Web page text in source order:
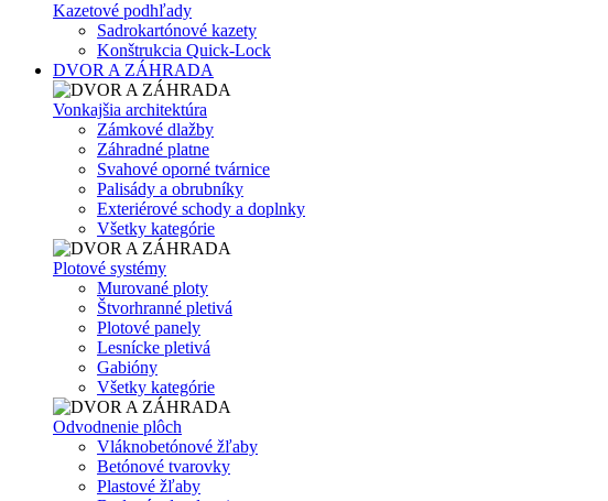
Kazetové podhľady
Sadrokartónové kazety
Konštrukcia Quick-Lock
DVOR A ZÁHRADA
Vonkajšia architektúra
Zámkové dlažby
Záhradné platne
Svahové oporné tvárnice
Palisády a obrubníky
Exteriérové schody a doplnky
Všetky kategórie
Plotové systémy
Murované ploty
Štvorhranné pletivá
Plotové panely
Lesnícke pletivá
Gabióny
Všetky kategórie
Odvodnenie plôch
Vláknobetónové žľaby
Betónové tvarovky
Plastové žľaby